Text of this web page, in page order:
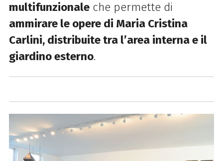
multifunzionaleche permette di
ammirare le opere di Maria Cristina
Carlini, distribuite tra l’area interna e il
giardino esterno.